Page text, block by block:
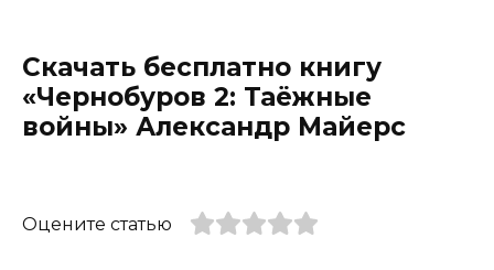
Скачать бесплатно книгу
«Чернобуров 2: Таёжные
войны» Александр Майерс
Оцените статью